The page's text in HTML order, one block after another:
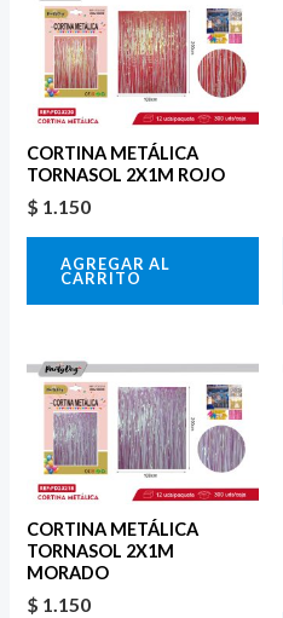
CORTINA METÁLICA
TORNASOL 2X1M ROJO
$ 1.150
AGREGAR AL
CARRITO
CORTINA METÁLICA
TORNASOL 2X1M
MORADO
$ 1.150